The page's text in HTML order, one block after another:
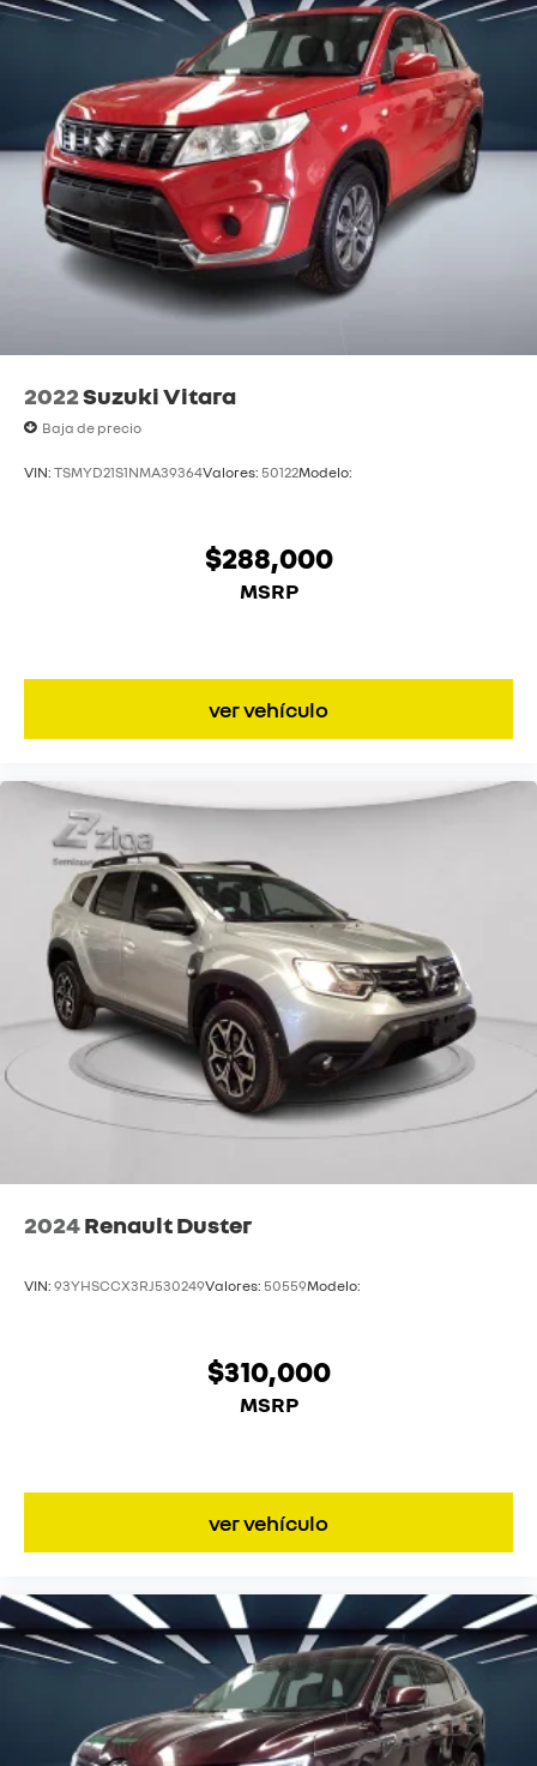
Apertura Remota De Baúl
Asientos Eléctricos
Respaldo Trasero
Seguros Eléctricos
Am/Fm
Bluetooth®
Entrada Usb
2022Suzuki Vitara
Baja de precio
VIN: TSMYD21S1NMA39364Valores: 50122Modelo:
$288,000
MSRP
ver vehículo
2024Renault Duster
VIN: 93YHSCCX3RJ530249Valores: 50559Modelo:
$310,000
MSRP
ver vehículo